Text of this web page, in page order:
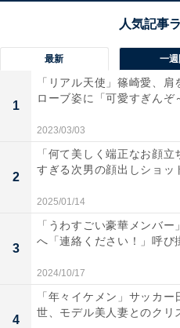
最新 一週
1
「リアル天使」篠崎愛、
ローブ姿に「可愛すぎんぞ
2023/03/03
2
「何て美しく端正なお顔
すぎる次男の顔出しショッ
2025/01/14
3
「うわすごい豪華メンバー
へ「連絡ください！」呼び
2024/10/17
4
「年々イケメン」サッカ
世、モデル美人妻とのクリ